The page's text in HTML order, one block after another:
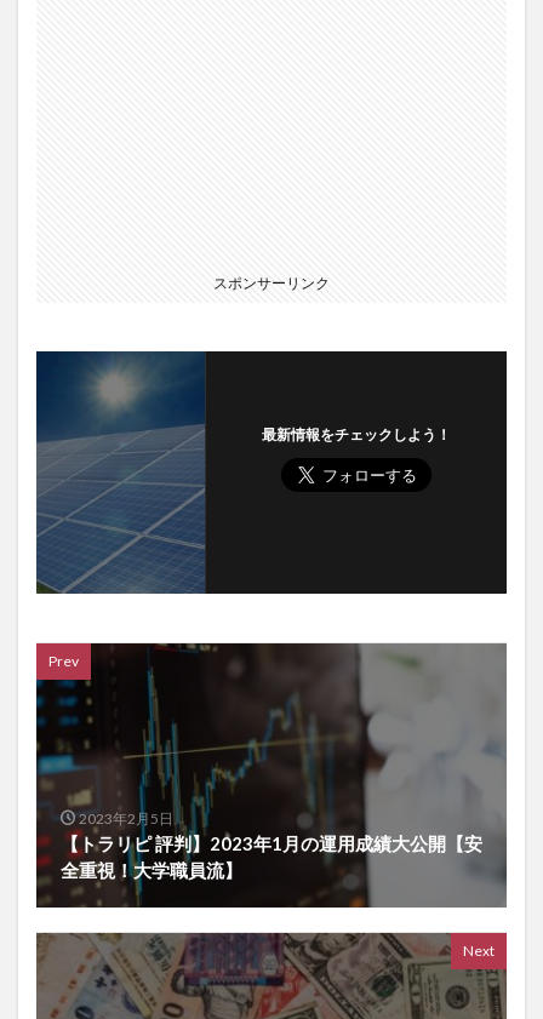
スポンサーリンク
最新情報をチェックしよう！
Prev
2023年2月5日
【トラリピ 評判】2023年1月の運用成績大公開【安
全重視！大学職員流】
Next